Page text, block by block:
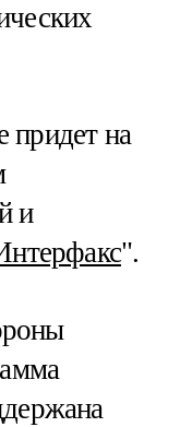
придет на
и
".